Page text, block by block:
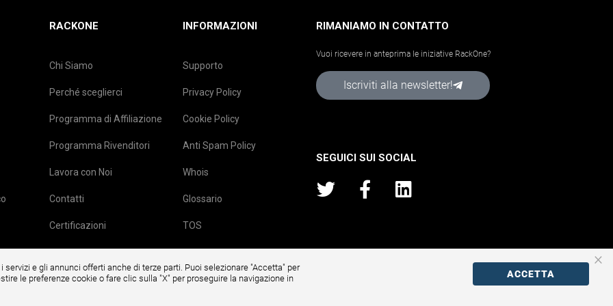
RACKONE
Chi Siamo
Perché sceglierci
Programma di Affiliazione
Programma Rivenditori
Lavora con Noi
Contatti
Certificazioni
INFORMAZIONI
Supporto
Privacy Policy
Cookie Policy
Anti Spam Policy
Whois
Glossario
TOS
RIMANIAMO IN CONTATTO
Vuoi ricevere in anteprima le iniziative RackOne?
Iscriviti alla newsletter!
SEGUICI SUI SOCIAL
×
e gli annunci offerti anche di terze parti. Puoi selezionare "Accetta" per
le preferenze cookie o fare clic sulla "X" per proseguire la navigazione in
ACCETTA